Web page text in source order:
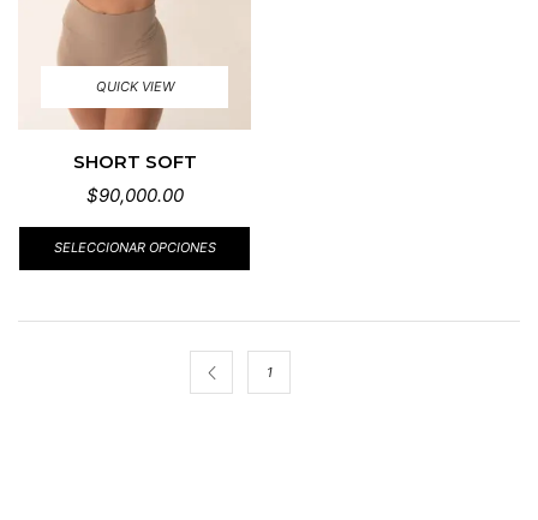
QUICK VIEW
SHORT SOFT
$90,000.00
SELECCIONAR OPCIONES
1